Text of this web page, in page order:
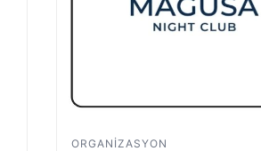
ORGANIZASYON